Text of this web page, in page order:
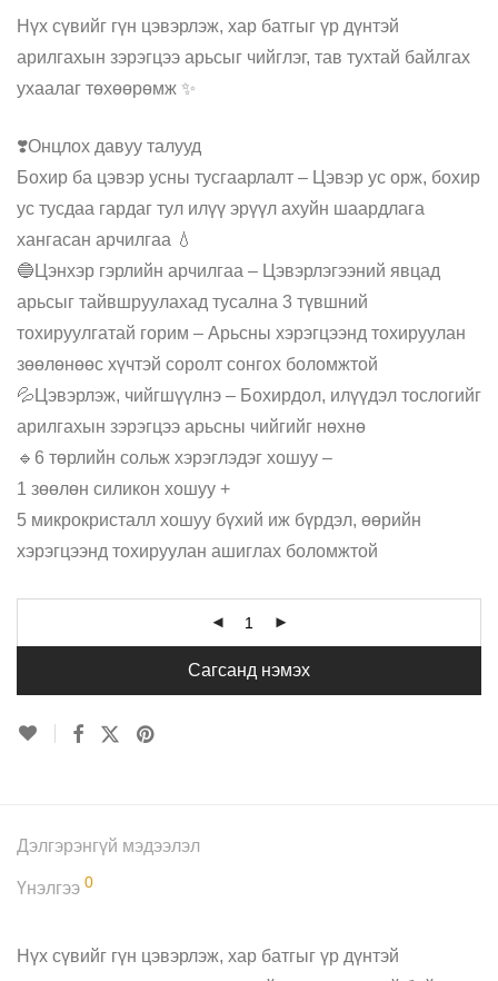
75,000₮.
67,500₮.
Нүх сүвийг гүн цэвэрлэж, хар батгыг үр дүнтэй
арилгахын зэрэгцээ арьсыг чийглэг, тав тухтай байлгах
ухаалаг төхөөрөмж ✨
❣️Онцлох давуу талууд
Бохир ба цэвэр усны тусгаарлалт – Цэвэр ус орж, бохир
ус тусдаа гардаг тул илүү эрүүл ахуйн шаардлага
хангасан арчилгаа 💧
🔵Цэнхэр гэрлийн арчилгаа – Цэвэрлэгээний явцад
арьсыг тайвшруулахад тусална 3 түвшний
тохируулгатай горим – Арьсны хэрэгцээнд тохируулан
зөөлөнөөс хүчтэй соролт сонгох боломжтой
💦Цэвэрлэж, чийгшүүлнэ – Бохирдол, илүүдэл тослогийг
арилгахын зэрэгцээ арьсны чийгийг нөхнө
🔹6 төрлийн сольж хэрэглэдэг хошуу –
1 зөөлөн силикон хошуу +
5 микрокристалл хошуу бүхий иж бүрдэл, өөрийн
хэрэгцээнд тохируулан ашиглах боломжтой
Сагсанд нэмэх
Дэлгэрэнгүй мэдээлэл
Үнэлгээ 0
Нүх сүвийг гүн цэвэрлэж, хар батгыг үр дүнтэй